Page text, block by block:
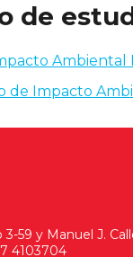
de
Ambiental
de Impacto
59 y Manuel J.
4103704